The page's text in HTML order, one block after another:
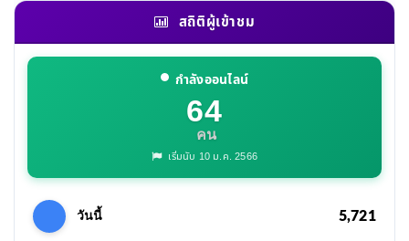
สถิติผู้เข้าชม
กำลังออนไลน์
64
คน
เริ่มนับ 10 ม.ค. 2566
วันนี้ 5,721